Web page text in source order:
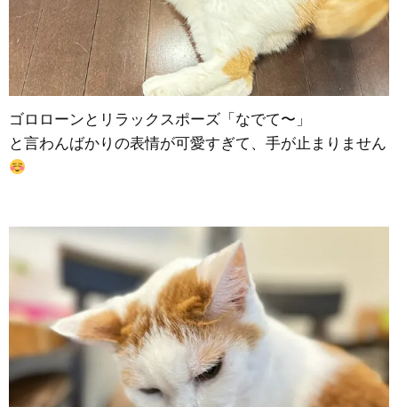
ゴロローンとリラックスポーズ「なでて〜」
と言わんばかりの表情が可愛すぎて、手が止まりません